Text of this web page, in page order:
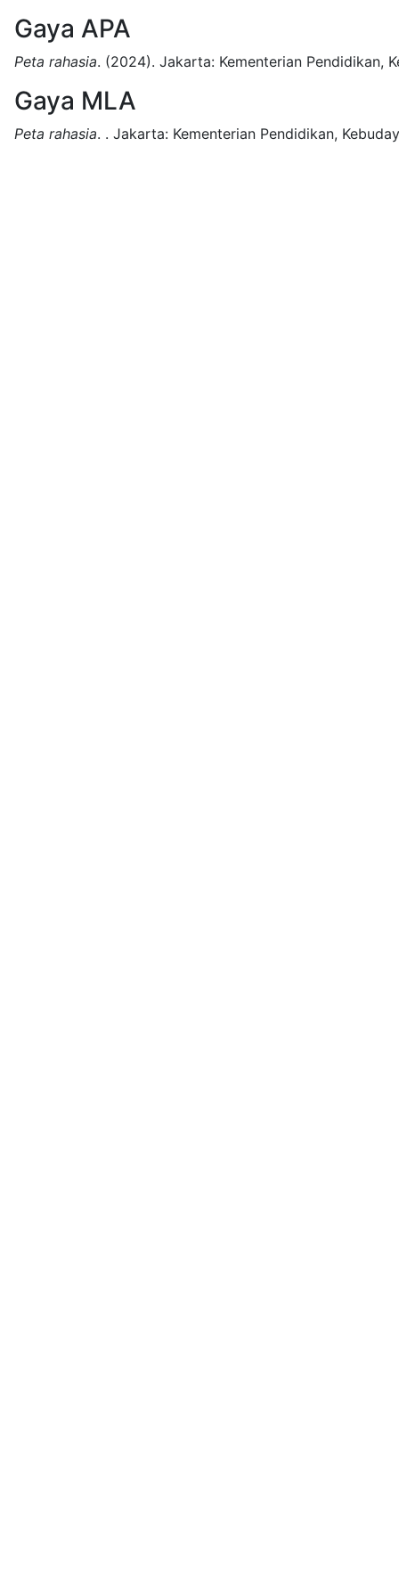
Gaya APA
Peta rahasia. (2024). Jakarta: Kementerian Pendidikan,
Gaya MLA
Peta rahasia. . Jakarta: Kementerian Pendidikan,